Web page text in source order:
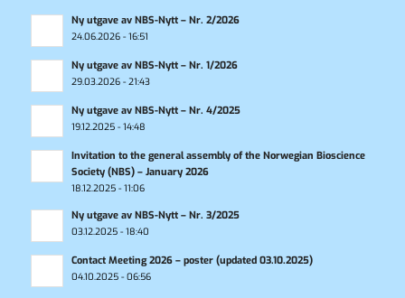
Ny utgave av NBS-Nytt – Nr. 2/2026
24.06.2026 - 16:51
Ny utgave av NBS-Nytt – Nr. 1/2026
29.03.2026 - 21:43
Ny utgave av NBS-Nytt – Nr. 4/2025
19.12.2025 - 14:48
Invitation to the general assembly of the Norwegian Bioscience
Society (NBS) – January 2026
18.12.2025 - 11:06
Ny utgave av NBS-Nytt – Nr. 3/2025
03.12.2025 - 18:40
Contact Meeting 2026 – poster (updated 03.10.2025)
04.10.2025 - 06:56